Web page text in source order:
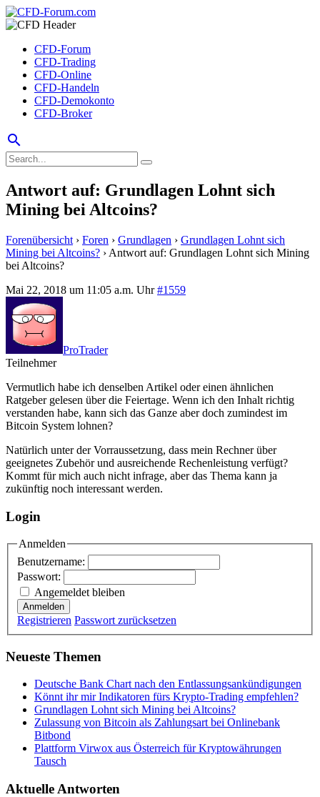
CFD-Forum
CFD-Trading
CFD-Online
CFD-Handeln
CFD-Demokonto
CFD-Broker
search
Antwort auf: Grundlagen Lohnt sich
Mining bei Altcoins?
Forenübersicht › Foren › Grundlagen › Grundlagen Lohnt sich
Mining bei Altcoins? › Antwort auf: Grundlagen Lohnt sich Mining
bei Altcoins?
Mai 22, 2018 um 11:05 a.m. Uhr #1559
ProTrader
Teilnehmer
Vermutlich habe ich denselben Artikel oder einen ähnlichen
Ratgeber gelesen über die Feiertage. Wenn ich den Inhalt richtig
verstanden habe, kann sich das Ganze aber doch zumindest im
Bitcoin System lohnen?
Natürlich unter der Vorraussetzung, dass mein Rechner über
geeignetes Zubehör und ausreichende Rechenleistung verfügt?
Kommt für mich auch nicht infrage, aber das Thema kann ja
zukünftig noch interessant werden.
Login
Anmelden
Benutzername:
Passwort:
Angemeldet bleiben
Anmelden
Registrieren Passwort zurücksetzen
Neueste Themen
Deutsche Bank Chart nach den Entlassungsankündigungen
Könnt ihr mir Indikatoren fürs Krypto-Trading empfehlen?
Grundlagen Lohnt sich Mining bei Altcoins?
Zulassung von Bitcoin als Zahlungsart bei Onlinebank
Bitbond
Plattform Virwox aus Österreich für Kryptowährungen
Tausch
Aktuelle Antworten